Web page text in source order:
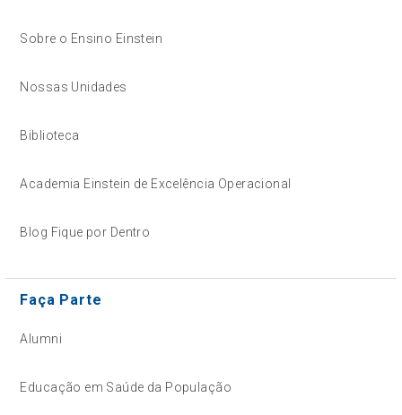
Sobre o Ensino Einstein
Nossas Unidades
Biblioteca
Academia Einstein de Excelência Operacional
Blog Fique por Dentro
Faça Parte
Alumni
Educação em Saúde da População